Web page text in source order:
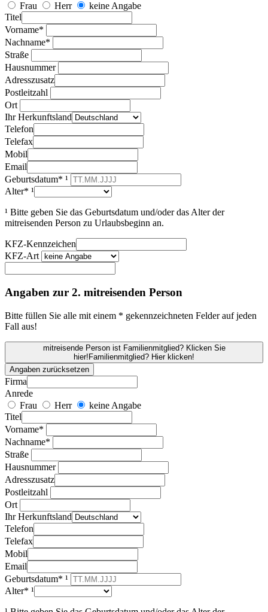
Frau
Herr
keine Angabe
Titel
Vorname*
Nachname*
Straße
Hausnummer
Adresszusatz
Postleitzahl
Ort
Ihr Herkunftsland
Telefon
Telefax
Mobil
Email
Geburtsdatum* ¹
Alter* ¹
¹ Bitte geben Sie das Geburtsdatum und/oder das Alter der
mitreisenden Person zu Urlaubsbeginn an.
KFZ-Kennzeichen
KFZ-Art
Angaben zur 2. mitreisenden Person
Bitte füllen Sie alle mit einem * gekennzeichneten Felder auf jeden
Fall aus!
mitreisende Person ist Familienmitglied? Klicken Sie
hier!Familienmitglied? Hier klicken!
Angaben zurücksetzen
Firma
Anrede
Frau
Herr
keine Angabe
Titel
Vorname*
Nachname*
Straße
Hausnummer
Adresszusatz
Postleitzahl
Ort
Ihr Herkunftsland
Telefon
Telefax
Mobil
Email
Geburtsdatum* ¹
Alter* ¹